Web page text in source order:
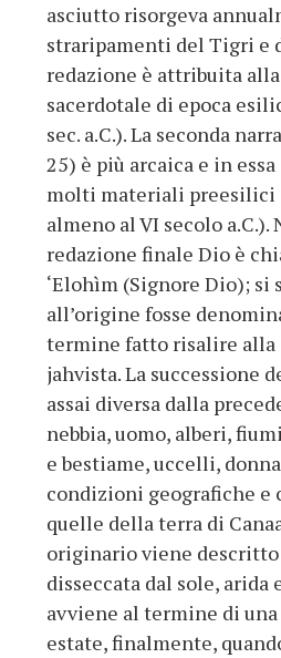
asciutto risorgeva
straripamenti del Tigri e
redazione è attribuita
sacerdotale di epoca
sec. a.C.). La seconda
25) è più arcaica e in
molti materiali preesilici
almeno al VI secolo a.C.).
redazione finale Dio è
‘Elohìm (Signore Dio); si
all’origine fosse
termine fatto risalire alla
jahvista. La successione
assai diversa dalla
nebbia, uomo, alberi,
e bestiame, uccelli,
condizioni geografiche
quelle della terra di
originario viene
disseccata dal sole, arida
avviene al termine di
estate, finalmente,